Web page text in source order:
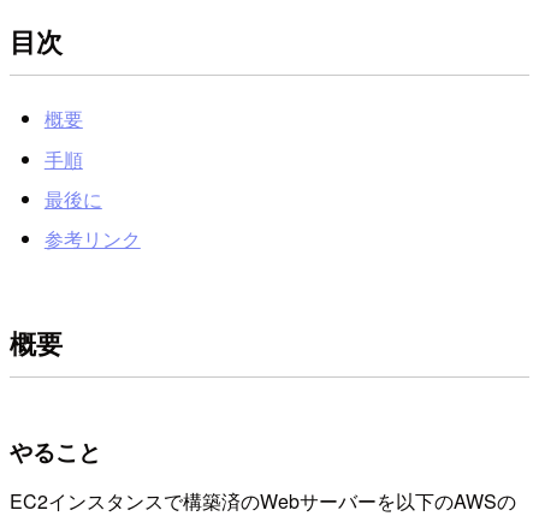
目次
概要
手順
最後に
参考リンク
概要
やること
EC2インスタンスで構築済のWebサーバーを以下のAWSの